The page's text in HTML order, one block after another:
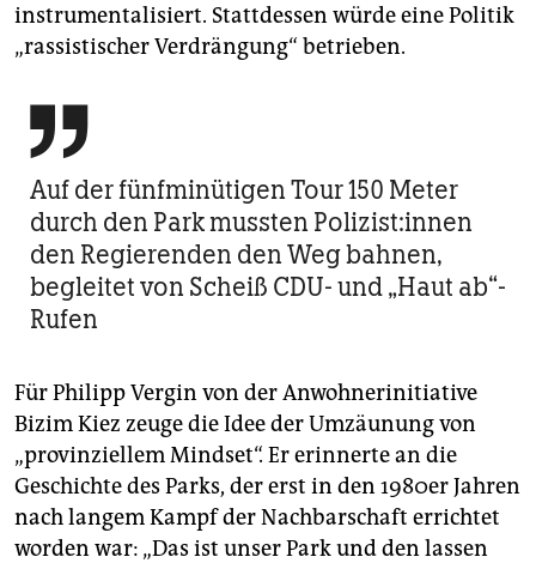
instrumentalisiert. Stattdessen würde eine Politik
„rassistischer Verdrängung“ betrieben.

Auf der fünfminütigen Tour 150 Meter
durch den Park mussten Po­li­zis­t:in­nen
den Regierenden den Weg bahnen,
begleitet von Scheiß CDU- und „Haut ab“-
Rufen
Für Philipp Vergin von der Anwohnerinitiative
Bizim Kiez zeuge die Idee der Umzäunung von
„provinziellem Mindset“. Er erinnerte an die
Geschichte des Parks, der erst in den 1980er Jahren
nach langem Kampf der Nachbarschaft errichtet
worden war: „Das ist unser Park und den lassen